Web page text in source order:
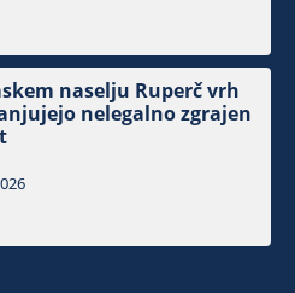
naselju Ruperč vrh
nelegalno zgrajen